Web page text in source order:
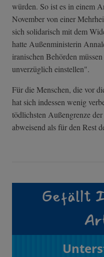
würden. So ist es in einem
November von einer
sich solidarisch mit dem
hatte Außenministerin
iranischen Behörden
unverzüglich einstellen".
Für die Menschen, die vor
hat sich indessen wenig
tödlichsten Außengrenze
abweisend als für den Rest
Gefällt